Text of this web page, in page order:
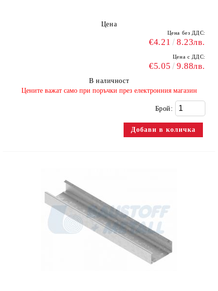
Цена
Цена без ДДС:
€4.21 8.23лв.
Цена с ДДС:
€5.05 9.88лв.
В наличност
​Цените важат само при поръчки през електронния магазин
Брой: